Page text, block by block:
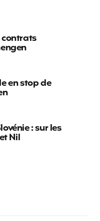
en stop de
: sur les
Nil